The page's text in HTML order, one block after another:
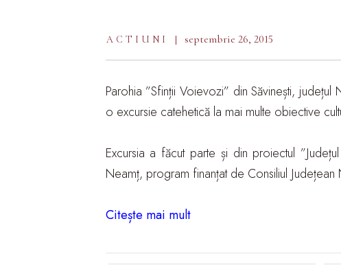
ACTIUNI septembrie 26, 2015
Parohia ”Sfinții Voievozi” din Săvinești,
o excursie catehetică la mai multe obiective
Excursia a făcut parte și din proiectul
Neamț, program finanțat de Consiliul Județean
Citește mai mult